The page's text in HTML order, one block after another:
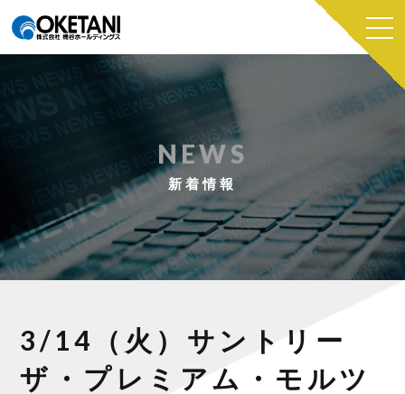
NEWS
新着情報
3/14（火）サントリー
ザ・プレミアム・モルツ